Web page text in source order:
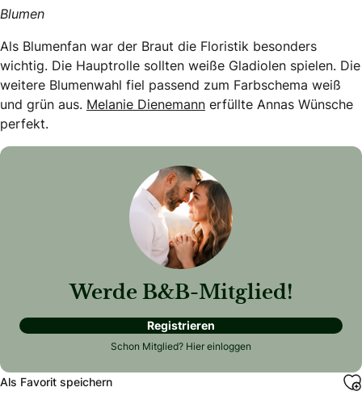
Blumen
Als Blumenfan war der Braut die Floristik besonders
wichtig. Die Hauptrolle sollten weiße Gladiolen spielen. Die
weitere Blumenwahl fiel passend zum Farbschema weiß
und grün aus. Melanie Dienemann erfüllte Annas Wünsche
perfekt.
Werde B&B-Mitglied!
Registrieren
Schon Mitglied? Hier einloggen
Als Favorit speichern